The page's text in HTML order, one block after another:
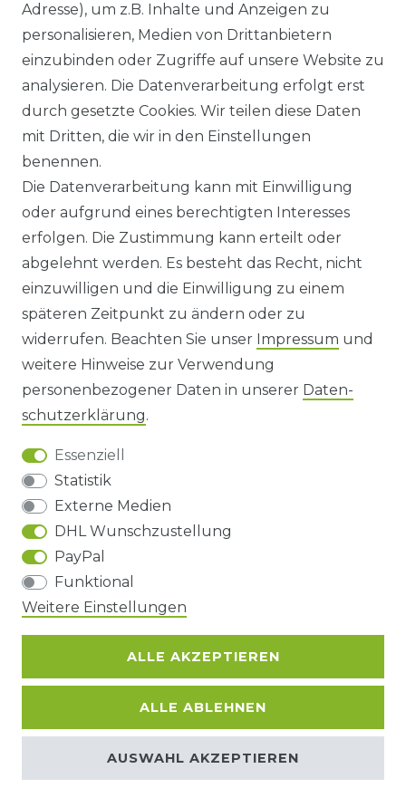
HILFE
KONTAKT
ANFAHRT
WIDERRUFS­FORMULAR
HINWEISE ZUR BATTERIEENTSORGUNG
IMPRESSUM
AGB UND KUNDENINFORMATIONEN
DATENSCHUTZERKLÄRUNG
BARRIEREFREIHEIT
Impressum Daten­schutz­erklärung
Barrierefreiheitserklärung
VERTRAG WIDERRUFEN Kontakt
vorbehalten.
Adresse), um z.B. Inhalte und Anzeigen zu
personalisieren, Medien von Drittanbietern
einzubinden oder Zugriffe auf unsere Website zu
analysieren. Die Datenverarbeitung erfolgt erst
durch gesetzte Cookies. Wir teilen diese Daten
mit Dritten, die wir in den Einstellungen
benennen.
Die Datenverarbeitung kann mit Einwilligung
oder aufgrund eines berechtigten Interesses
erfolgen. Die Zustimmung kann erteilt oder
abgelehnt werden. Es besteht das Recht, nicht
einzuwilligen und die Einwilligung zu einem
späteren Zeitpunkt zu ändern oder zu
widerrufen. Beachten Sie unser Impressum und
weitere Hinweise zur Verwendung
personenbezogener Daten in unserer Daten­
schutz­erklärung.
Essenziell
Statistik
Externe Medien
DHL Wunschzustellung
PayPal
Funktional
Weitere Einstellungen
ALLE AKZEPTIEREN
ALLE ABLEHNEN
AUSWAHL AKZEPTIEREN